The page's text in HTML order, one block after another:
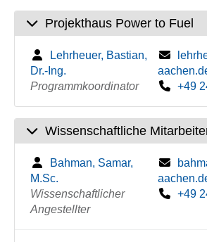
Projekthaus Power to Fuel
Lehrheuer, Bastian,
Dr.-Ing.
Programmkoordinator
+49
Wissenschaftliche
Bahman, Samar,
M.Sc.
Wissenschaftlicher
Angestellter
+49